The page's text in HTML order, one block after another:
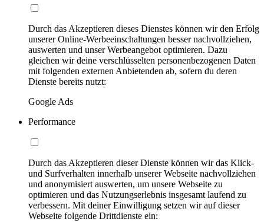
Durch das Akzeptieren dieses Dienstes können wir den Erfolg
unserer Online-Werbeeinschaltungen besser nachvollziehen,
auswerten und unser Werbeangebot optimieren. Dazu
gleichen wir deine verschlüsselten personenbezogenen Daten
mit folgenden externen Anbietenden ab, sofern du deren
Dienste bereits nutzt:
Google Ads
Performance
Durch das Akzeptieren dieser Dienste können wir das Klick-
und Surfverhalten innerhalb unserer Webseite nachvollziehen
und anonymisiert auswerten, um unsere Webseite zu
optimieren und das Nutzungserlebnis insgesamt laufend zu
verbessern. Mit deiner Einwilligung setzen wir auf dieser
Webseite folgende Drittdienste ein: